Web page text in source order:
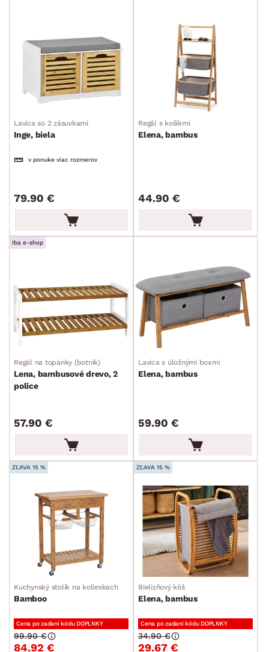
Lavica so 2 zásuvkami
Inge, biela
v ponuke viac rozmerov
79.90 €
Regál s košíkmi
Elena, bambus
44.90 €
Iba e-shop
Regál na topánky (botník)
Lena, bambusové drevo, 2
police
57.90 €
Lavica s úložnými boxmi
Elena, bambus
59.90 €
ZĽAVA 15 %
Kuchynský stolík na kolieskach
Bamboo
Cena po zadaní kódu DOPLNKY
84.92 €
99.90 €
ZĽAVA 15 %
Bielizňový kôš
Elena, bambus
Cena po zadaní kódu DOPLNKY
29.67 €
34.90 €